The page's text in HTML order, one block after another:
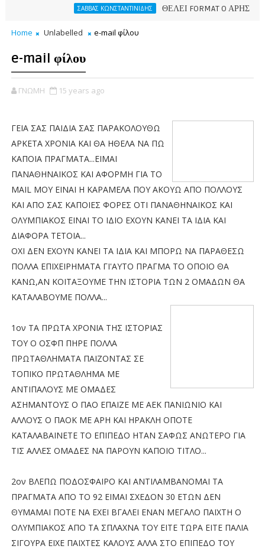
ΣΑΒΒΑΣ ΚΩΝΣΤΑΝΤΙΝΙΔΗΣ ΘΕΛΕΙ FORMAT O ΑΡΗΣ ΠΑΕ
Home Unlabelled e-mail φίλου
e-mail φίλου
ΓΝΩΜΗ 15 years ago
ΓΕΙΑ ΣΑΣ ΠΑΙΔΙΑ ΣΑΣ ΠΑΡΑΚΟΛΟΥΘΩ
ΑΡΚΕΤΑ ΧΡΟΝΙΑ ΚΑΙ ΘΑ ΗΘΕΛΑ ΝΑ ΠΩ
ΚΑΠΟΙΑ ΠΡΑΓΜΑΤΑ...ΕΙΜΑΙ
ΠΑΝΑΘΗΝΑΙΚΟΣ ΚΑΙ ΑΦΟΡΜΗ ΓΙΑ ΤΟ
MAIL ΜΟΥ ΕΙΝΑΙ Η ΚΑΡΑΜΕΛΑ ΠΟΥ ΑΚΟΥΩ ΑΠΟ ΠΟΛΛΟΥΣ
ΚΑΙ ΑΠΟ ΣΑΣ ΚΑΠΟΙΕΣ ΦΟΡΕΣ ΟΤΙ ΠΑΝΑΘΗΝΑΙΚΟΣ ΚΑΙ
ΟΛΥΜΠΙΑΚΟΣ ΕΙΝΑΙ ΤΟ ΙΔΙΟ ΕΧΟΥΝ ΚΑΝΕΙ ΤΑ ΙΔΙΑ ΚΑΙ
ΔΙΑΦΟΡΑ ΤΕΤΟΙΑ...
ΟΧΙ ΔΕΝ ΕΧΟΥΝ ΚΑΝΕΙ ΤΑ ΙΔΙΑ ΚΑΙ ΜΠΟΡΩ ΝΑ ΠΑΡΑΘΕΣΩ
ΠΟΛΛΑ ΕΠΙΧΕΙΡΗΜΑΤΑ ΓΙ'ΑΥΤΟ ΠΡΑΓΜΑ ΤΟ ΟΠΟΙΟ ΘΑ
ΚΑΝΩ,ΑΝ ΚΟΙΤΑΞΟΥΜΕ ΤΗΝ ΙΣΤΟΡΙΑ ΤΩΝ 2 ΟΜΑΔΩΝ ΘΑ
ΚΑΤΑΛΑΒΟΥΜΕ ΠΟΛΛΑ...
1oν ΤΑ ΠΡΩΤΑ ΧΡΟΝΙΑ ΤΗΣ ΙΣΤΟΡΙΑΣ
ΤΟΥ Ο ΟΣΦΠ ΠΗΡΕ ΠΟΛΛΑ
ΠΡΩΤΑΘΛΗΜΑΤΑ ΠΑΙΖΟΝΤΑΣ ΣΕ
ΤΟΠΙΚΟ ΠΡΩΤΑΘΛΗΜΑ ΜΕ
ΑΝΤΙΠΑΛΟΥΣ ΜΕ ΟΜΑΔΕΣ
ΑΣΗΜΑΝΤΟΥΣ Ο ΠΑΟ ΕΠΑΙΖΕ ΜΕ ΑΕΚ ΠΑΝΙΩΝΙΟ ΚΑΙ
ΑΛΛΟΥΣ Ο ΠΑΟΚ ΜΕ ΑΡΗ ΚΑΙ ΗΡΑΚΛΗ ΟΠΟΤΕ
ΚΑΤΑΛΑΒΑΙΝΕΤΕ ΤΟ ΕΠΙΠΕΔΟ ΗΤΑΝ ΣΑΦΩΣ ΑΝΩΤΕΡΟ ΓΙΑ
ΤΙΣ ΑΛΛΕΣ ΟΜΑΔΕΣ ΝΑ ΠΑΡΟΥΝ ΚΑΠΟΙΟ ΤΙΤΛΟ...
2ον ΒΛΕΠΩ ΠΟΔΟΣΦΑΙΡΟ ΚΑΙ ΑΝΤΙΛΑΜΒΑΝΟΜΑΙ ΤΑ
ΠΡΑΓΜΑΤΑ ΑΠΟ ΤΟ 92 ΕΙΜΑΙ ΣΧΕΔΟΝ 30 ΕΤΩΝ ΔΕΝ
ΘΥΜΑΜΑΙ ΠΟΤΕ ΝΑ ΕΧΕΙ ΒΓΑΛΕΙ ΕΝΑΝ ΜΕΓΑΛΟ ΠΑΙΧΤΗ Ο
ΟΛΥΜΠΙΑΚΟΣ ΑΠΟ ΤΑ ΣΠΛΑΧΝΑ ΤΟΥ ΕΙΤΕ ΤΩΡΑ ΕΙΤΕ ΠΑΛΙΑ
ΣΙΓΟΥΡΑ ΕΙΧΕ ΠΑΙΧΤΕΣ ΚΑΛΟΥΣ ΑΛΛΑ ΣΤΟ ΕΠΙΠΕΔΟ ΤΟΥ